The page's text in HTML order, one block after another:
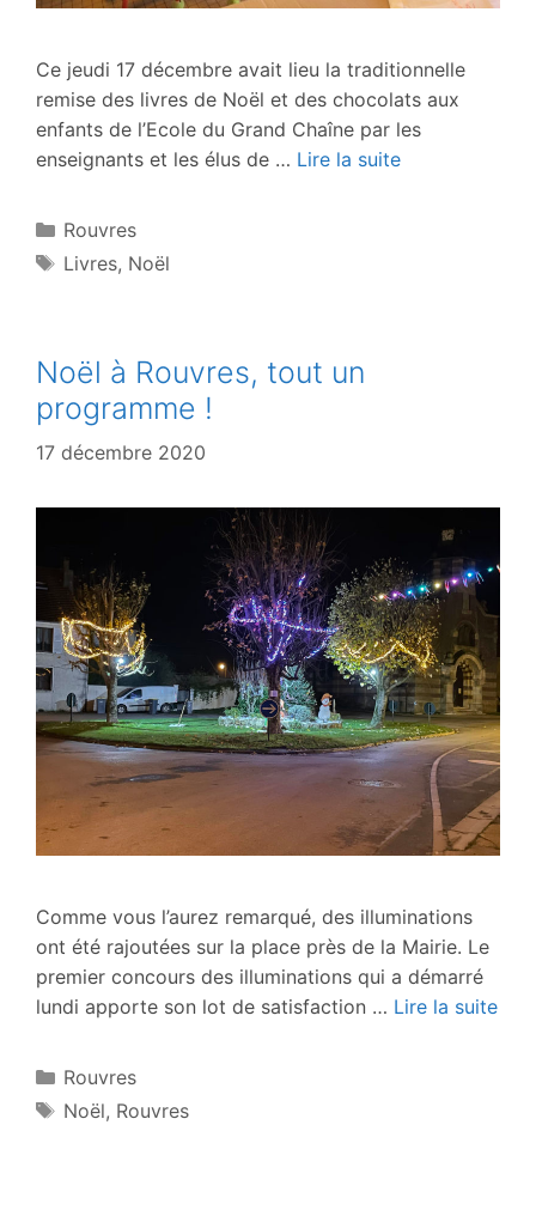
Ce jeudi 17 décembre avait lieu la traditionnelle
remise des livres de Noël et des chocolats aux
enfants de l’Ecole du Grand Chaîne par les
enseignants et les élus de … Lire la suite
Catégories
Rouvres
Étiquettes
Livres, Noël
Noël à Rouvres, tout un
programme !
17 décembre 2020
Comme vous l’aurez remarqué, des illuminations
ont été rajoutées sur la place près de la Mairie. Le
premier concours des illuminations qui a démarré
lundi apporte son lot de satisfaction … Lire la suite
Catégories
Rouvres
Étiquettes
Noël, Rouvres